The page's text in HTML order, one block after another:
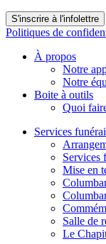
S'inscrire à l'infolettre
Politiques de
À propos
Notre
Notre
Boite à outils
Quoi
Services
Services
Mise en
Salle de
Le